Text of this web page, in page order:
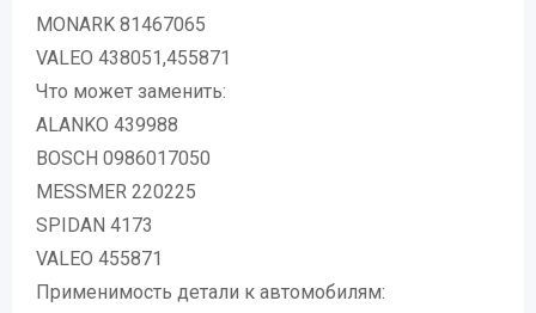
MONARK 81467065
VALEO 438051,455871
Что может заменить:
ALANKO 439988
BOSCH 0986017050
MESSMER 220225
SPIDAN 4173
VALEO 455871
Применимость детали к автомобилям: